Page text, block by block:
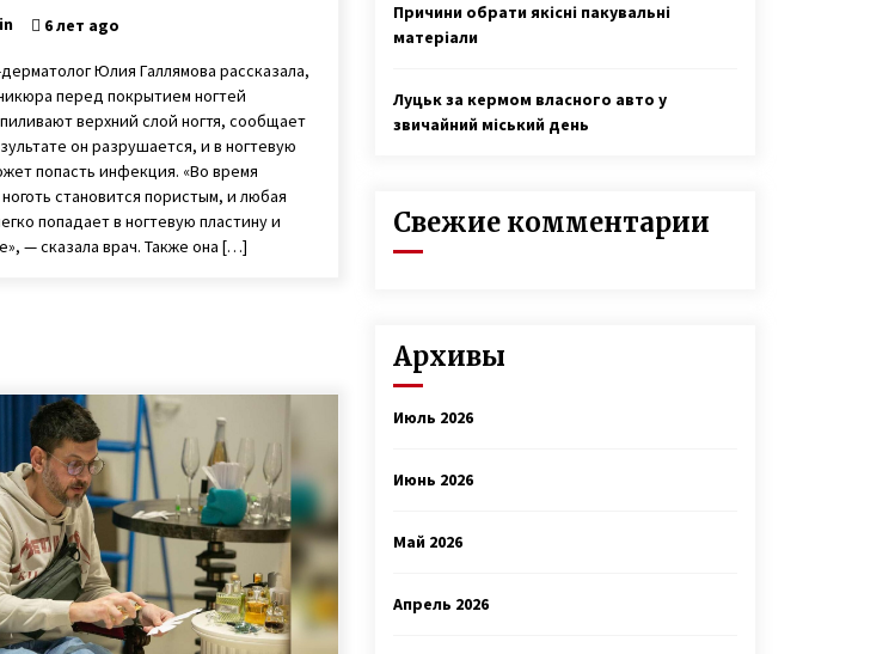
6 лет ago
Юлия Галлямова рассказала,
перед покрытием ногтей
верхний слой ногтя , сообщает
он разрушается, и в ногтевую
попасть инфекция. «Во время
становится пористым, и любая
попадает в ногтевую пластину и
— сказала врач. Также она […]
Причини обрати якісні пакувальні
матеріали
Луцьк за кермом власного авто у
звичайний міський день
Свежие комментарии
Архивы
Июль 2026
Июнь 2026
Май 2026
Апрель 2026